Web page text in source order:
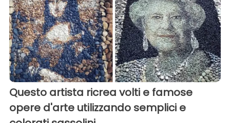
Questo artista ricrea volti e famose
opere d'arte utilizzando semplici e